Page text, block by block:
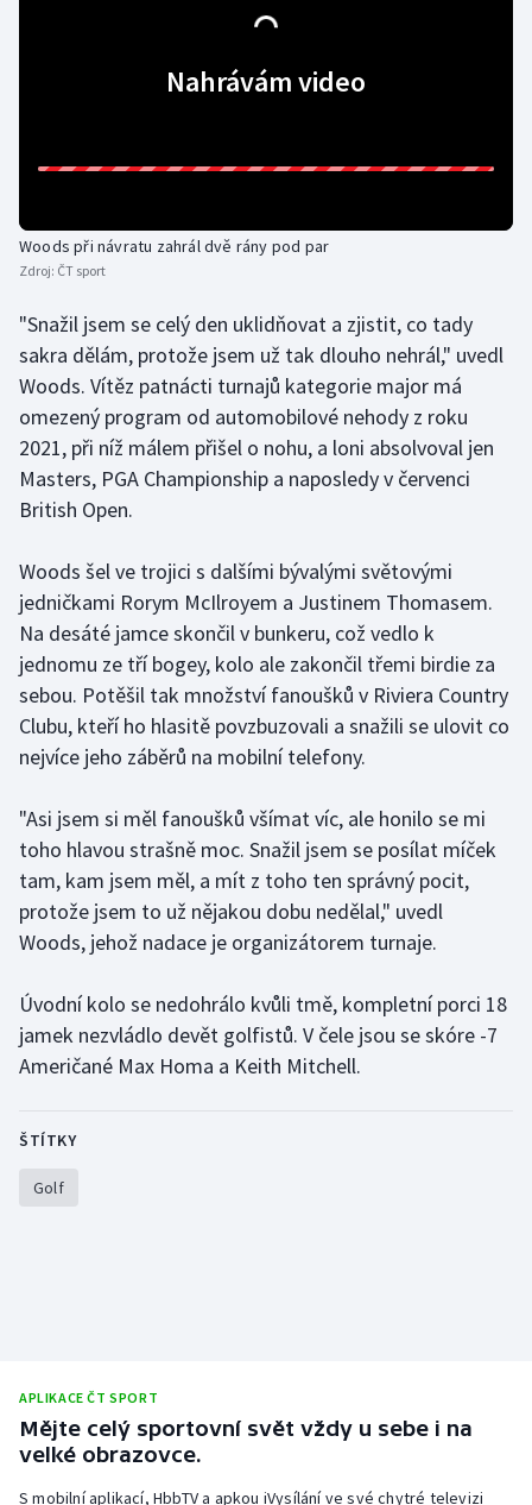
Jezdectví
Krasobruslení
Lezení
Lyže a snowboard
Moderní pětiboj
Motorsport
Olympijské hry
Parasport
Plavání
Plážový volejbal
Ragby
Rychlobruslení
Short track
Ostatní
Nahrávám video
Woods při návratu zahrál dvě rány pod par
Zdroj: ČT sport
"Snažil jsem se celý den uklidňovat a zjistit, co tady
sakra dělám, protože jsem už tak dlouho nehrál," uvedl
Woods. Vítěz patnácti turnajů kategorie major má
omezený program od automobilové nehody z roku
2021, při níž málem přišel o nohu, a loni absolvoval jen
Masters, PGA Championship a naposledy v červenci
British Open.
Woods šel ve trojici s dalšími bývalými světovými
jedničkami Rorym McIlroyem a Justinem Thomasem.
Na desáté jamce skončil v bunkeru, což vedlo k
jednomu ze tří bogey, kolo ale zakončil třemi birdie za
sebou. Potěšil tak množství fanoušků v Riviera Country
Clubu, kteří ho hlasitě povzbuzovali a snažili se ulovit co
nejvíce jeho záběrů na mobilní telefony.
"Asi jsem si měl fanoušků všímat víc, ale honilo se mi
toho hlavou strašně moc. Snažil jsem se posílat míček
tam, kam jsem měl, a mít z toho ten správný pocit,
protože jsem to už nějakou dobu nedělal," uvedl
Woods, jehož nadace je organizátorem turnaje.
Úvodní kolo se nedohrálo kvůli tmě, kompletní porci 18
jamek nezvládlo devět golfistů. V čele jsou se skóre -7
Američané Max Homa a Keith Mitchell.
ŠTÍTKY
Golf
APLIKACE ČT SPORT
Mějte celý sportovní svět vždy u sebe i na
velké obrazovce.
S mobilní aplikací, HbbTV a apkou iVysílání ve své chytré televizi